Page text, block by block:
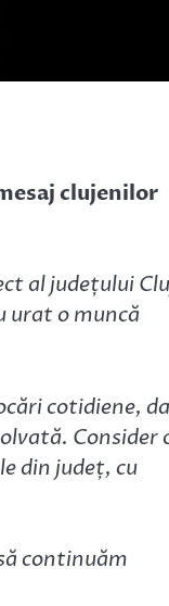
clujenilor
al județului
urat o muncă
cotidiene,
Consider
din județ, cu
continuăm